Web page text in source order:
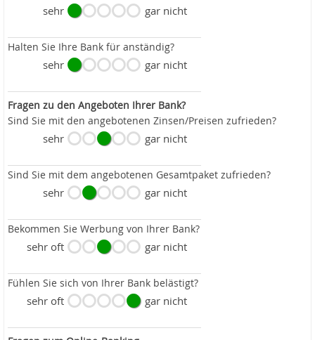
sehr gar nicht
Halten Sie Ihre Bank für anständig?
sehr gar nicht
Fragen zu den Angeboten Ihrer Bank?
Sind Sie mit den angebotenen Zinsen/Preisen zufrieden?
sehr gar nicht
Sind Sie mit dem angebotenen Gesamtpaket zufrieden?
sehr gar nicht
Bekommen Sie Werbung von Ihrer Bank?
sehr oft gar nicht
Fühlen Sie sich von Ihrer Bank belästigt?
sehr oft gar nicht